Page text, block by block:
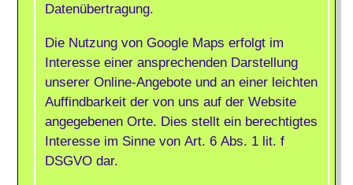
Datenübertragung.
Die Nutzung von Google Maps erfolgt im
Interesse einer ansprechenden Darstellung
unserer Online-Angebote und an einer leichten
Auffindbarkeit der von uns auf der Website
angegebenen Orte. Dies stellt ein berechtigtes
Interesse im Sinne von Art. 6 Abs. 1 lit. f
DSGVO dar.